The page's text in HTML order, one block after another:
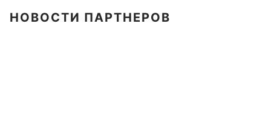
НОВОСТИ ПАРТНЕРОВ